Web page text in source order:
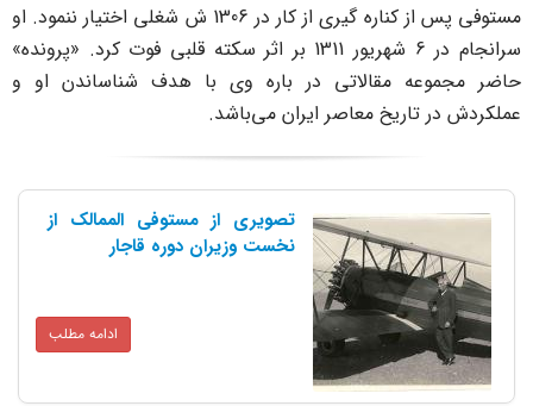
مستوفی پس از کناره گیری از کار در 1306 ش شغلی اختیار ننمود. او
سرانجام در 6 شهریور 1311 بر اثر سکته قلبی فوت کرد. «پرونده»
مقالاتی در باره وی با هدف شناساندن او و
معاصر ایران می‌باشد.
تصویری از مستوفی الممالک از
نخست وزیران دوره قاجار